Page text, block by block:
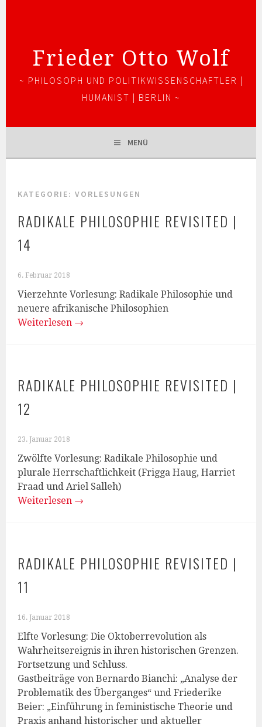
Frieder Otto Wolf
~ PHILOSOPH UND POLITIKWISSENSCHAFTLER |
HUMANIST | BERLIN ~
MENÜ
KATEGORIE:VORLESUNGEN
RADIKALE PHILOSOPHIE REVISITED |
14
6. Februar 2018
Vierzehnte Vorlesung: Radikale Philosophie und
neuere afrikanische Philosophien
Weiterlesen →
RADIKALE PHILOSOPHIE REVISITED |
12
23. Januar 2018
Zwölfte Vorlesung: Radikale Philosophie und
plurale Herrschaftlichkeit (Frigga Haug, Harriet
Fraad und Ariel Salleh)
Weiterlesen →
RADIKALE PHILOSOPHIE REVISITED |
11
16. Januar 2018
Elfte Vorlesung: Die Oktoberrevolution als
Wahrheitsereignis in ihren historischen Grenzen.
Fortsetzung und Schluss.
Gastbeiträge von Bernardo Bianchi: „Analyse der
Problematik des Überganges“ und Friederike
Beier: „Einführung in feministische Theorie und
Praxis anhand historischer und aktueller